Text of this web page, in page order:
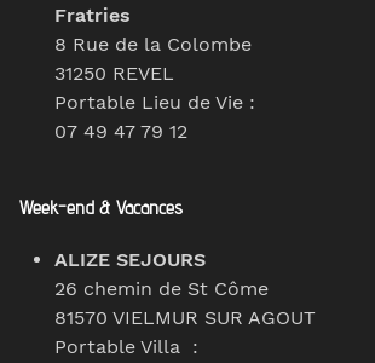
Fratries
8 Rue de la Colombe
31250 REVEL
Portable Lieu de Vie :
07 49 47 79 12
Week-end & Vacances
ALIZE SEJOURS
26 chemin de St Côme
81570 VIELMUR SUR AGOUT
Portable Villa :